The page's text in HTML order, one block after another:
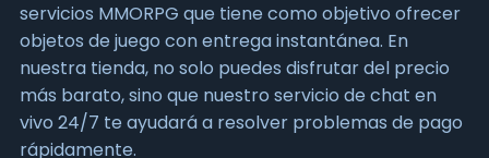
servicios MMORPG que tiene como objetivo ofrecer
objetos de juego con entrega instantánea. En
nuestra tienda, no solo puedes disfrutar del precio
más barato, sino que nuestro servicio de chat en
vivo 24/7 te ayudará a resolver problemas de pago
rápidamente.